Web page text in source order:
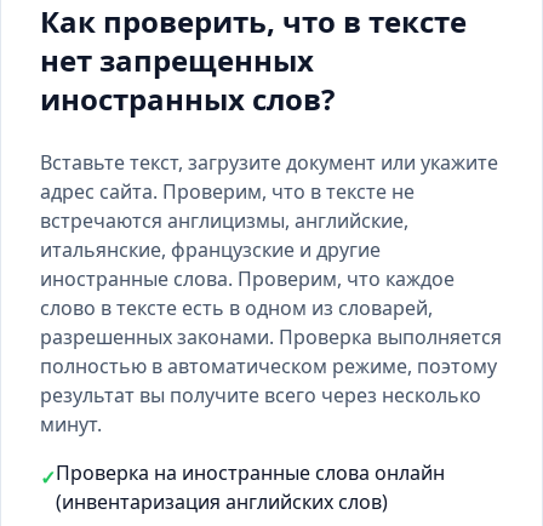
Как проверить, что в тексте
нет запрещенных
иностранных слов?
Вставьте текст, загрузите документ или укажите
адрес сайта. Проверим, что в тексте не
встречаются англицизмы, английские,
итальянские, французские и другие
иностранные слова. Проверим, что каждое
слово в тексте есть в одном из словарей,
разрешенных законами. Проверка выполняется
полностью в автоматическом режиме, поэтому
результат вы получите всего через несколько
минут.
✓Проверка на иностранные слова онлайн
(инвентаризация английских слов)